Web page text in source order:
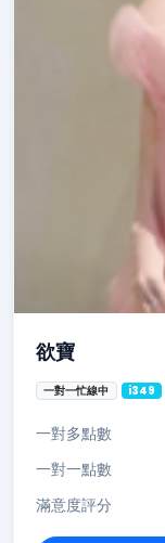
欲寶
一對一忙線中 i349
一對多點數
一對一點數
滿意度評分